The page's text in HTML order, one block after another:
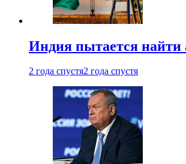
Индия пытается найти
2 года спустя2 года спустя